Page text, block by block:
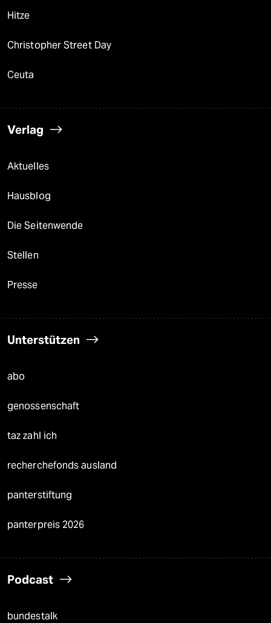
Hitze
Christopher Street Day
Ceuta
Verlag
Aktuelles
Hausblog
Die Seitenwende
Stellen
Presse
Unterstützen
abo
genossenschaft
taz zahl ich
recherchefonds ausland
panterstiftung
panterpreis 2026
Podcast
bundestalk